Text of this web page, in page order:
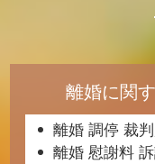
離婚に関
離婚 調停 裁
離婚 慰謝料